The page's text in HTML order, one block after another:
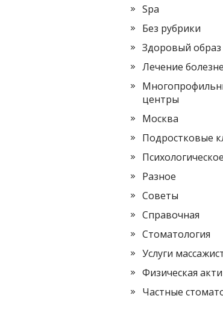
Spa
Без рубрики
Здоровый
Лечение
центры
Москва
Подростковые
Разное
Советы
Справочная
Стоматология
Услуги
Физическая
Частные